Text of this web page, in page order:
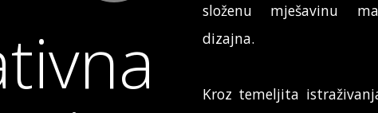
složenu mješavinu
dizajna.
Kroz temeljita